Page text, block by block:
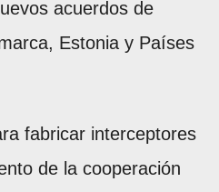
acuerdos de
Estonia y Países
fabricar interceptores
de la cooperación